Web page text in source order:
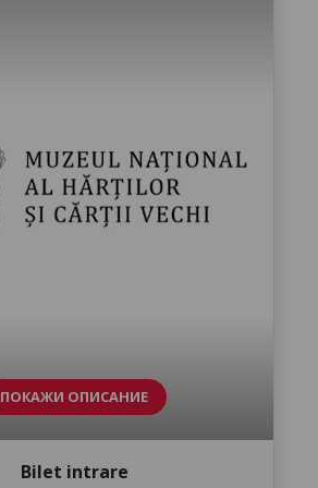
ПОКАЖИ ОПИСАНИЕ
Bilet intrare